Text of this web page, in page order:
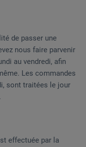
de passer une
nous faire parvenir
au vendredi, afin
Les commandes
sont traitées le jour
effectuée par la